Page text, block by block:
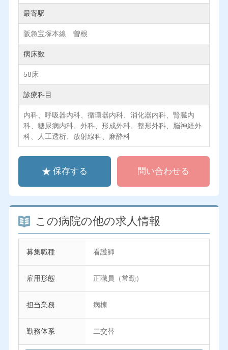
最寄駅
阪急宝塚本線 曽根
病床数
58床
診療科目
内科、呼吸器内科、循環器内科、消化器内科、腎臓内
科、糖尿病内科、外科、形成外科、整形外科、脳神経外
科、人工透析、放射線科、麻酔科
保存する 問い合わせる
この病院の他の求人情報
募集職種 看護師
雇用形態 正職員（常勤）
担当業務 病棟
勤務体系 二交替